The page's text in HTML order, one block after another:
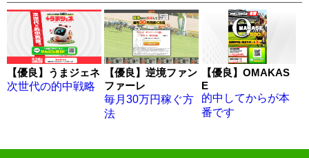
【優良】うまジェネ
次世代の的中戦略
【優良】逆境ファン
ファーレ
毎月30万円稼ぐ方
法
【優良】OMAKAS
E
的中してからが本
番です